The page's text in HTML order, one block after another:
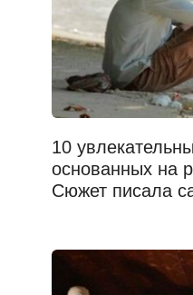
10
основанных на
Сюжет писала